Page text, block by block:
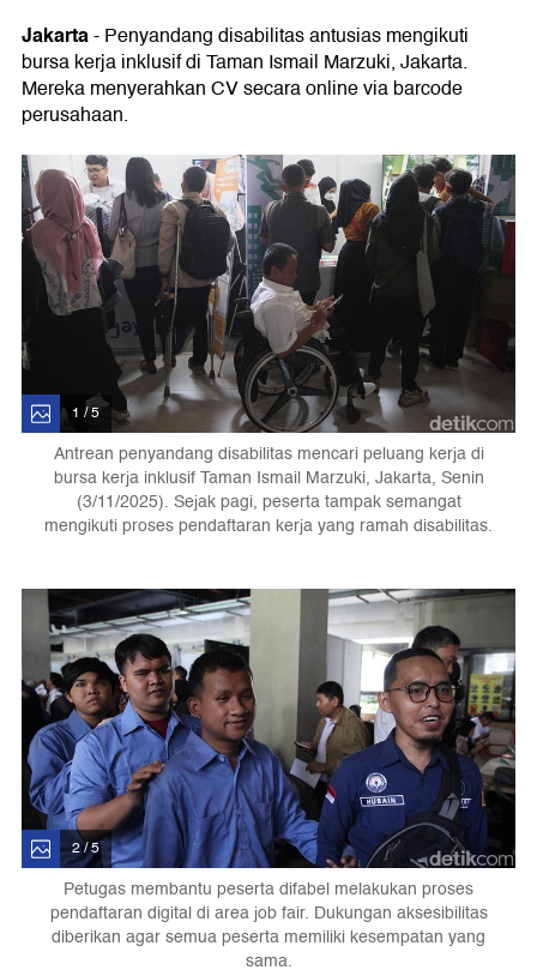
Jakarta- Penyandang disabilitas antusias mengikuti
bursa kerja inklusif di Taman Ismail Marzuki, Jakarta.
Mereka menyerahkan CV secara online via barcode
perusahaan.
1 / 5
Antrean penyandang disabilitas mencari peluang kerja di
bursa kerja inklusif Taman Ismail Marzuki, Jakarta, Senin
(3/11/2025). Sejak pagi, peserta tampak semangat
mengikuti proses pendaftaran kerja yang ramah disabilitas.
2 / 5
Petugas membantu peserta difabel melakukan proses
pendaftaran digital di area job fair. Dukungan aksesibilitas
diberikan agar semua peserta memiliki kesempatan yang
sama.